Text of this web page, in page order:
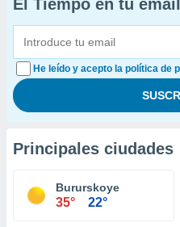
El Tiempo en tu email
He leído y acepto la política de
Principales ciudades
Bururskoye
35° 22°